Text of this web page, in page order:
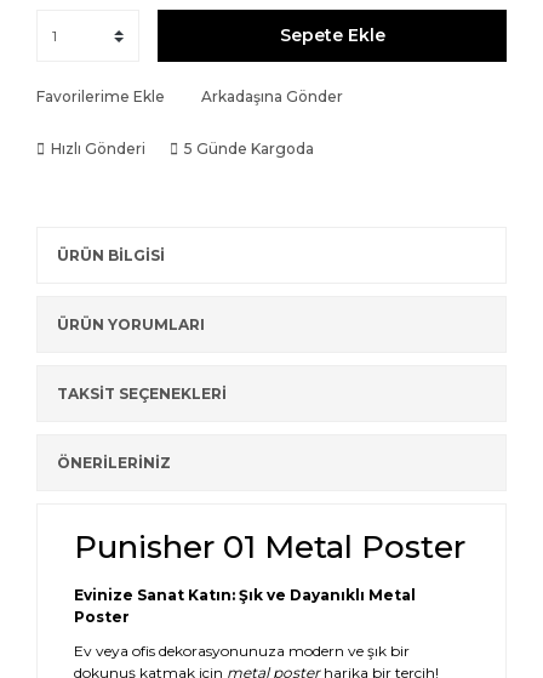
Sepete Ekle
Favorilerime Ekle Arkadaşına Gönder
Hızlı Gönderi 5 Günde Kargoda
ÜRÜN BİLGİSİ
ÜRÜN YORUMLARI
TAKSİT SEÇENEKLERİ
ÖNERİLERİNİZ
Punisher 01 Metal Poster
Evinize Sanat Katın: Şık ve Dayanıklı Metal
Poster
Ev veya ofis dekorasyonunuza modern ve şık bir
dokunuş katmak için metal posterharika bir tercih!